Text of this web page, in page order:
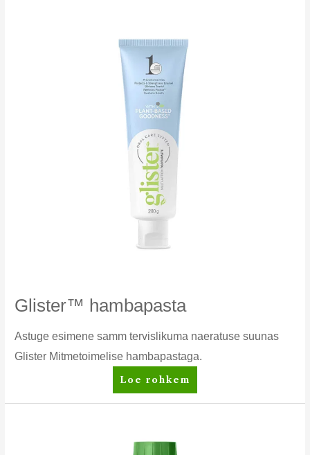
Glister™ hambapasta
Astuge esimene samm tervislikuma naeratuse suunas
Glister Mitmetoimelise hambapastaga.
Glister™
hambapasta
Loe rohkem